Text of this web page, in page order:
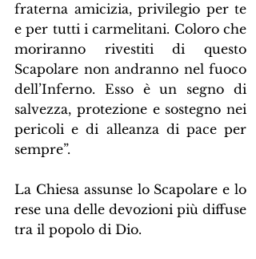
fraterna amicizia, privilegio per te
e per tutti i carmelitani. Coloro che
moriranno rivestiti di questo
Scapolare non andranno nel fuoco
dell’Inferno. Esso è un segno di
salvezza, protezione e sostegno nei
pericoli e di alleanza di pace per
sempre”.
La Chiesa assunse lo Scapolare e lo
rese una delle devozioni più diffuse
tra il popolo di Dio.